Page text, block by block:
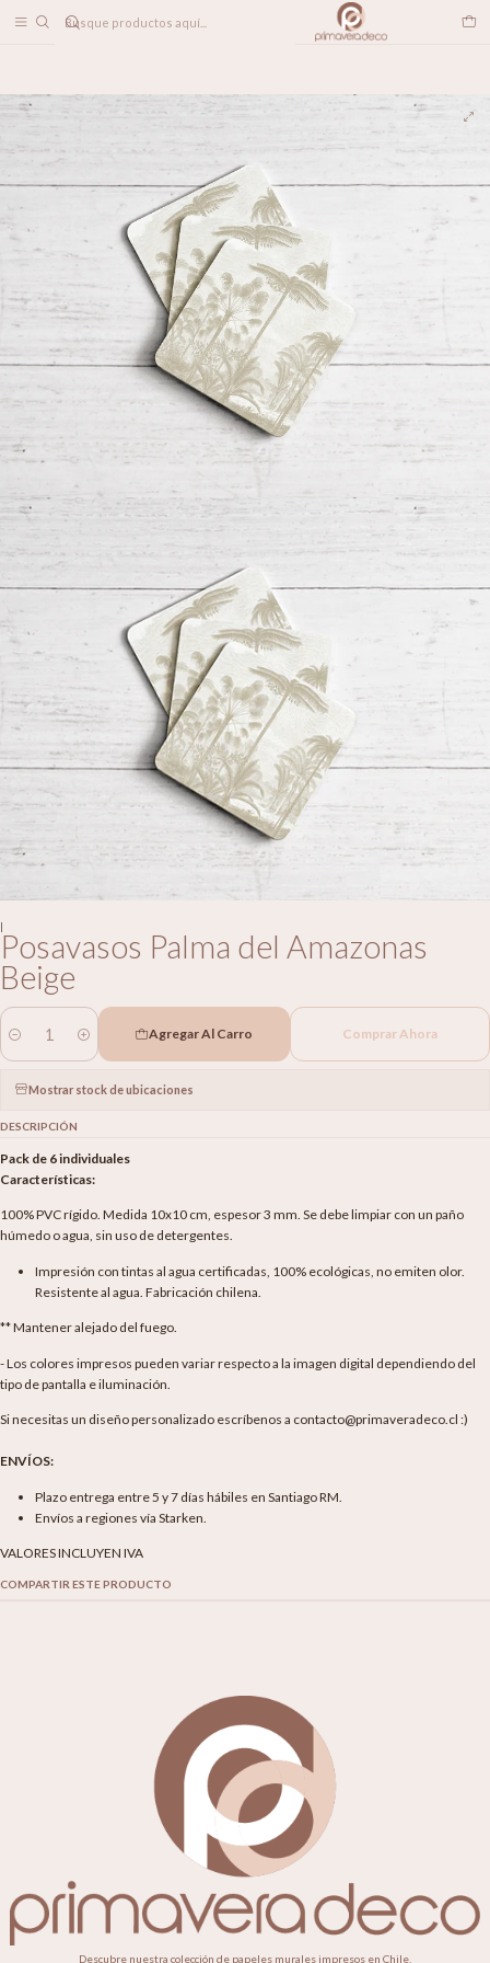
LINEA DECO Posavasos Posavasos Palma del Amazonas Beige
|
Posavasos Palma del Amazonas
Beige
Cantidad
Agregar Al Carro Comprar Ahora
Mostrar stock de ubicaciones
DESCRIPCIÓN
Pack de 6 individuales
Características:
100% PVC rígido. Medida 10x10 cm, espesor 3 mm. Se debe limpiar con un paño
húmedo o agua, sin uso de detergentes.
Impresión con tintas al agua certificadas, 100% ecológicas, no emiten olor.
Resistente al agua. Fabricación chilena.
** Mantener alejado del fuego.
- Los colores impresos pueden variar respecto a la imagen digital dependiendo del
tipo de pantalla e iluminación.
Si necesitas un diseño personalizado escríbenos a contacto@primaveradeco.cl :)
ENVÍOS:
Plazo entrega entre 5 y 7 días hábiles en Santiago RM.
Envíos a regiones vía Starken.
VALORES INCLUYEN IVA
COMPARTIR ESTE PRODUCTO
Descubre nuestra colección de papeles murales impresos en Chile.